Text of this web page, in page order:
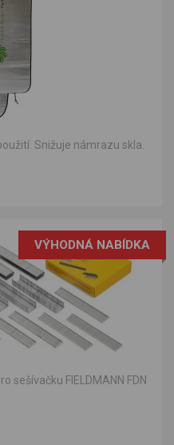
Snižuje námrazu skla.
VÝHODNÁ NABÍDKA
sešívačku FIELDMANN FDN